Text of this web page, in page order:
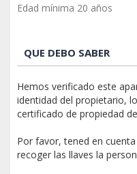
Edad mínima 20 años
QUE DEBO SABER
Hemos verificado este
identidad del propietario,
certificado de propiedad
Por favor, tened en
recoger las llaves la